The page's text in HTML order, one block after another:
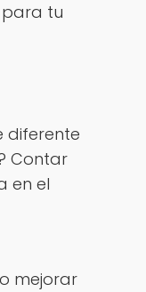
para tu
diferente
Contar
en el
mejorar